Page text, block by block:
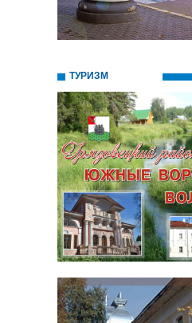
ТУРИЗМ